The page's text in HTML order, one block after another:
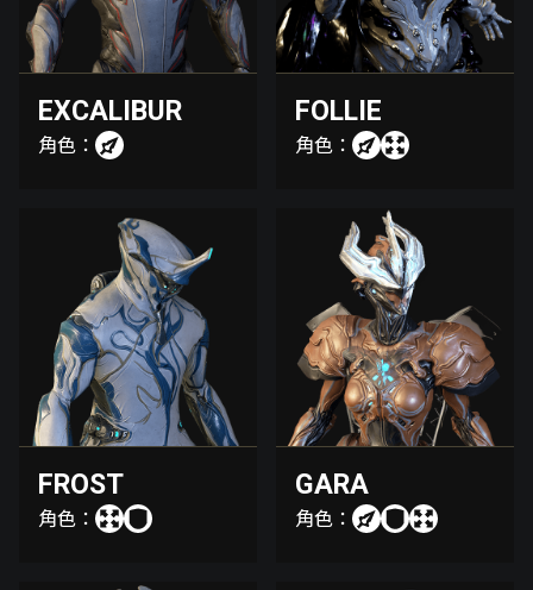
EXCALIBUR
角色：
FOLLIE
角色：
FROST
角色：
GARA
角色：